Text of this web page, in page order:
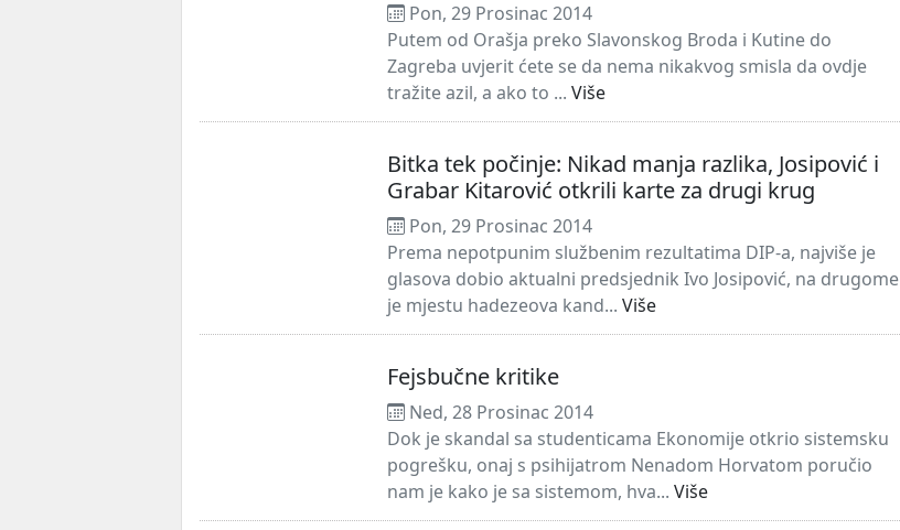
Pon, 29 Prosinac 2014
Putem od Orašja preko Slavonskog Broda i Kutine do
Zagreba uvjerit ćete se da nema nikakvog smisla da ovdje
tražite azil, a ako to ... Više
Bitka tek počinje: Nikad manja razlika, Josipović i
Grabar Kitarović otkrili karte za drugi krug
Pon, 29 Prosinac 2014
Prema nepotpunim službenim rezultatima DIP-a, najviše je
glasova dobio aktualni predsjednik Ivo Josipović, na drugome
je mjestu hadezeova kand... Više
Fejsbučne kritike
Ned, 28 Prosinac 2014
Dok je skandal sa studenticama Ekonomije otkrio sistemsku
pogrešku, onaj s psihijatrom Nenadom Horvatom poručio
nam je kako je sa sistemom, hva... Više